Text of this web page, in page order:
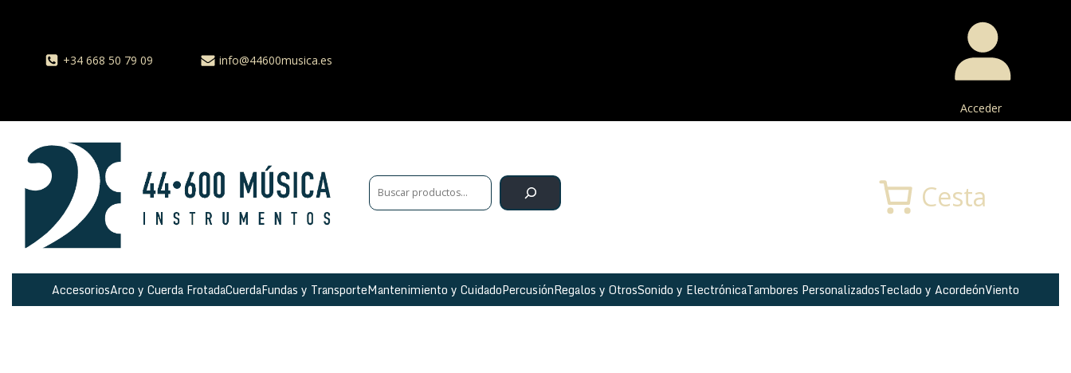
+34 668 50 79 09 info@44600musica.es
Acceder
Cesta
AccesoriosArco y Cuerda FrotadaCuerdaFundas y TransporteMantenimiento y CuidadoPercusiónRegalos y OtrosSonido y ElectrónicaTambores PersonalizadosTeclado y AcordeónViento